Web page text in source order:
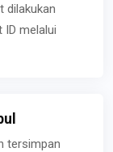
dilakukan
ID melalui
tersimpan